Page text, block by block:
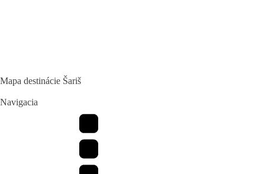
Mapa destinácie Šariš
Navigacia